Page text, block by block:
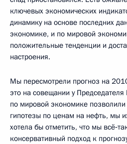
ключевых экономических
динамику на основе последних
экономике, и по мировой
положительные тенденции и
настроения.
Мы пересмотрели прогноз на
это на совещании у
по мировой экономике
гипотезы по ценам на нефть, мы
хотела бы отметить, что мы
консервативный подход к